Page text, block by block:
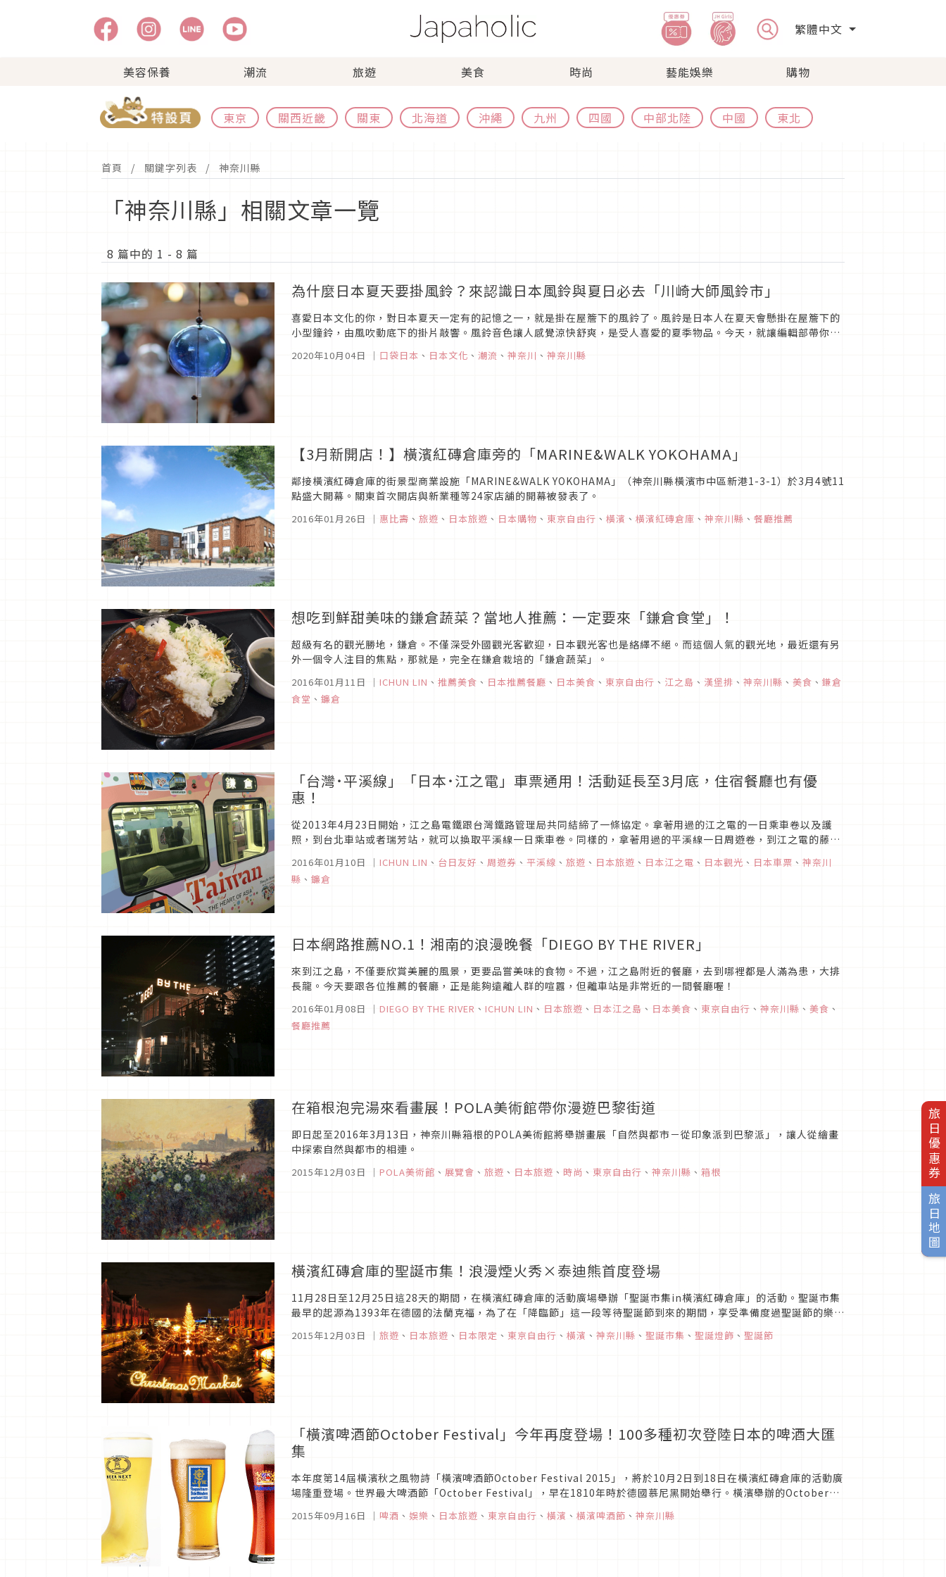
繁體中文
美容保養 潮流 旅遊 美食 時尚 藝能娛樂 購物
東京 關西近畿 關東 北海道 沖繩 九州 四國 中部北陸 中國 東北
旅日優惠券
旅日地圖
首頁 關鍵字列表 神奈川縣
「神奈川縣」相關文章一覽
8 篇中的 1 - 8 篇
為什麼日本夏天要掛風鈴？來認識日本風鈴與夏日必去「川崎大師風鈴市」
喜愛日本文化的你，對日本夏天一定有的記憶之一，就是掛在屋簷下的風鈴了。風鈴是日本人在夏天會懸掛在屋簷下的
小型鐘鈴，由風吹動底下的掛片敲響。風鈴音色讓人感覺涼快舒爽，是受人喜愛的夏季物品。今天，就讓編輯部帶你簡
單地了解日本風鈴的歷史習俗，以及夏日不可錯過、最大的川崎大師風鈴吧！
2020年10月04日 ｜ 口袋日本 、 日本文化 、 潮流 、 神奈川 、 神奈川縣
【3月新開店！】橫濱紅磚倉庫旁的「MARINE&WALK YOKOHAMA」
鄰接橫濱紅磚倉庫的街景型商業設施「MARINE&WALK YOKOHAMA」（神奈川縣橫濱市中區新港1-3-1）於3月4號11
點盛大開幕。關東首次開店與新業種等24家店舖的開幕被發表了。
2016年01月26日 ｜ 惠比壽 、 旅遊 、 日本旅遊 、 日本購物 、 東京自由行 、 橫濱 、 橫濱紅磚倉庫 、 神奈川縣 、 餐廳推薦
想吃到鮮甜美味的鎌倉蔬菜？當地人推薦：一定要來「鎌倉食堂」！
超級有名的觀光勝地，鎌倉。不僅深受外國觀光客歡迎，日本觀光客也是絡繹不絕。而這個人氣的觀光地，最近還有另
外一個令人注目的焦點，那就是，完全在鎌倉栽培的「鎌倉蔬菜」。
2016年01月11日 ｜ ICHUN LIN 、 推薦美食 、 日本推薦餐廳 、 日本美食 、 東京自由行 、 江之島 、 漢堡排 、 神奈川縣 、 美食 、 鎌倉
食堂 、 鐮倉
「台灣˙平溪線」「日本˙江之電」車票通用！活動延長至3月底，住宿餐廳也有優
惠！
從2013年4月23日開始，江之島電鐵跟台灣鐵路管理局共同結締了一條協定。拿著用過的江之電的一日乘車卷以及護
照，到台北車站或者瑞芳站，就可以換取平溪線一日乘車卷。同樣的，拿著用過的平溪線一日周遊卷，到江之電的藤沢
2016年01月10日 ｜ ICHUN LIN 、 台日友好 、 周遊券 、 平溪線 、 旅遊 、 日本旅遊 、 日本江之電 、 日本觀光 、 日本車票 、 神奈川
縣 、 鐮倉
日本網路推薦NO.1！湘南的浪漫晚餐「DIEGO BY THE RIVER」
來到江之島，不僅要欣賞美麗的風景，更要品嘗美味的食物。不過，江之島附近的餐廳，去到哪裡都是人滿為患，大排
長龍。今天要跟各位推薦的餐廳，正是能夠遠離人群的喧囂，但離車站是非常近的一間餐廳喔！
2016年01月08日 ｜ DIEGO BY THE RIVER 、 ICHUN LIN 、 日本旅遊 、 日本江之島 、 日本美食 、 東京自由行 、 神奈川縣 、 美食 、
餐廳推薦
在箱根泡完湯來看畫展！POLA美術館帶你漫遊巴黎街道
即日起至2016年3月13日，神奈川縣箱根的POLA美術館將舉辦畫展「自然與都市－從印象派到巴黎派」，讓人從繪畫
中探索自然與都市的相連。
2015年12月03日 ｜ POLA美術館 、 展覽會 、 旅遊 、 日本旅遊 、 時尚 、 東京自由行 、 神奈川縣 、 箱根
橫濱紅磚倉庫的聖誕市集！浪漫煙火秀×泰迪熊首度登場
11月28日至12月25日這28天的期間，在橫濱紅磚倉庫的活動廣場舉辦「聖誕市集in橫濱紅磚倉庫」的活動。聖誕市集
最早的起源為1393年在德國的法蘭克福，為了在「降臨節」這一段等待聖誕節到來的期間，享受準備度過聖誕節的樂趣
2015年12月03日 ｜ 旅遊 、 日本旅遊 、 日本限定 、 東京自由行 、 橫濱 、 神奈川縣 、 聖誕市集 、 聖誕燈飾 、 聖誕節
「橫濱啤酒節October Festival」今年再度登場！100多種初次登陸日本的啤酒大匯
集
本年度第14屆橫濱秋之風物詩「橫濱啤酒節October Festival 2015」，將於10月2日到18日在橫濱紅磚倉庫的活動廣
場隆重登場。世界最大啤酒節「October Festival」，早在1810年時於德國慕尼黑開始舉行。橫濱舉辦的October
2015年09月16日 ｜ 啤酒 、 娛樂 、 日本旅遊 、 東京自由行 、 橫濱 、 橫濱啤酒節 、 神奈川縣